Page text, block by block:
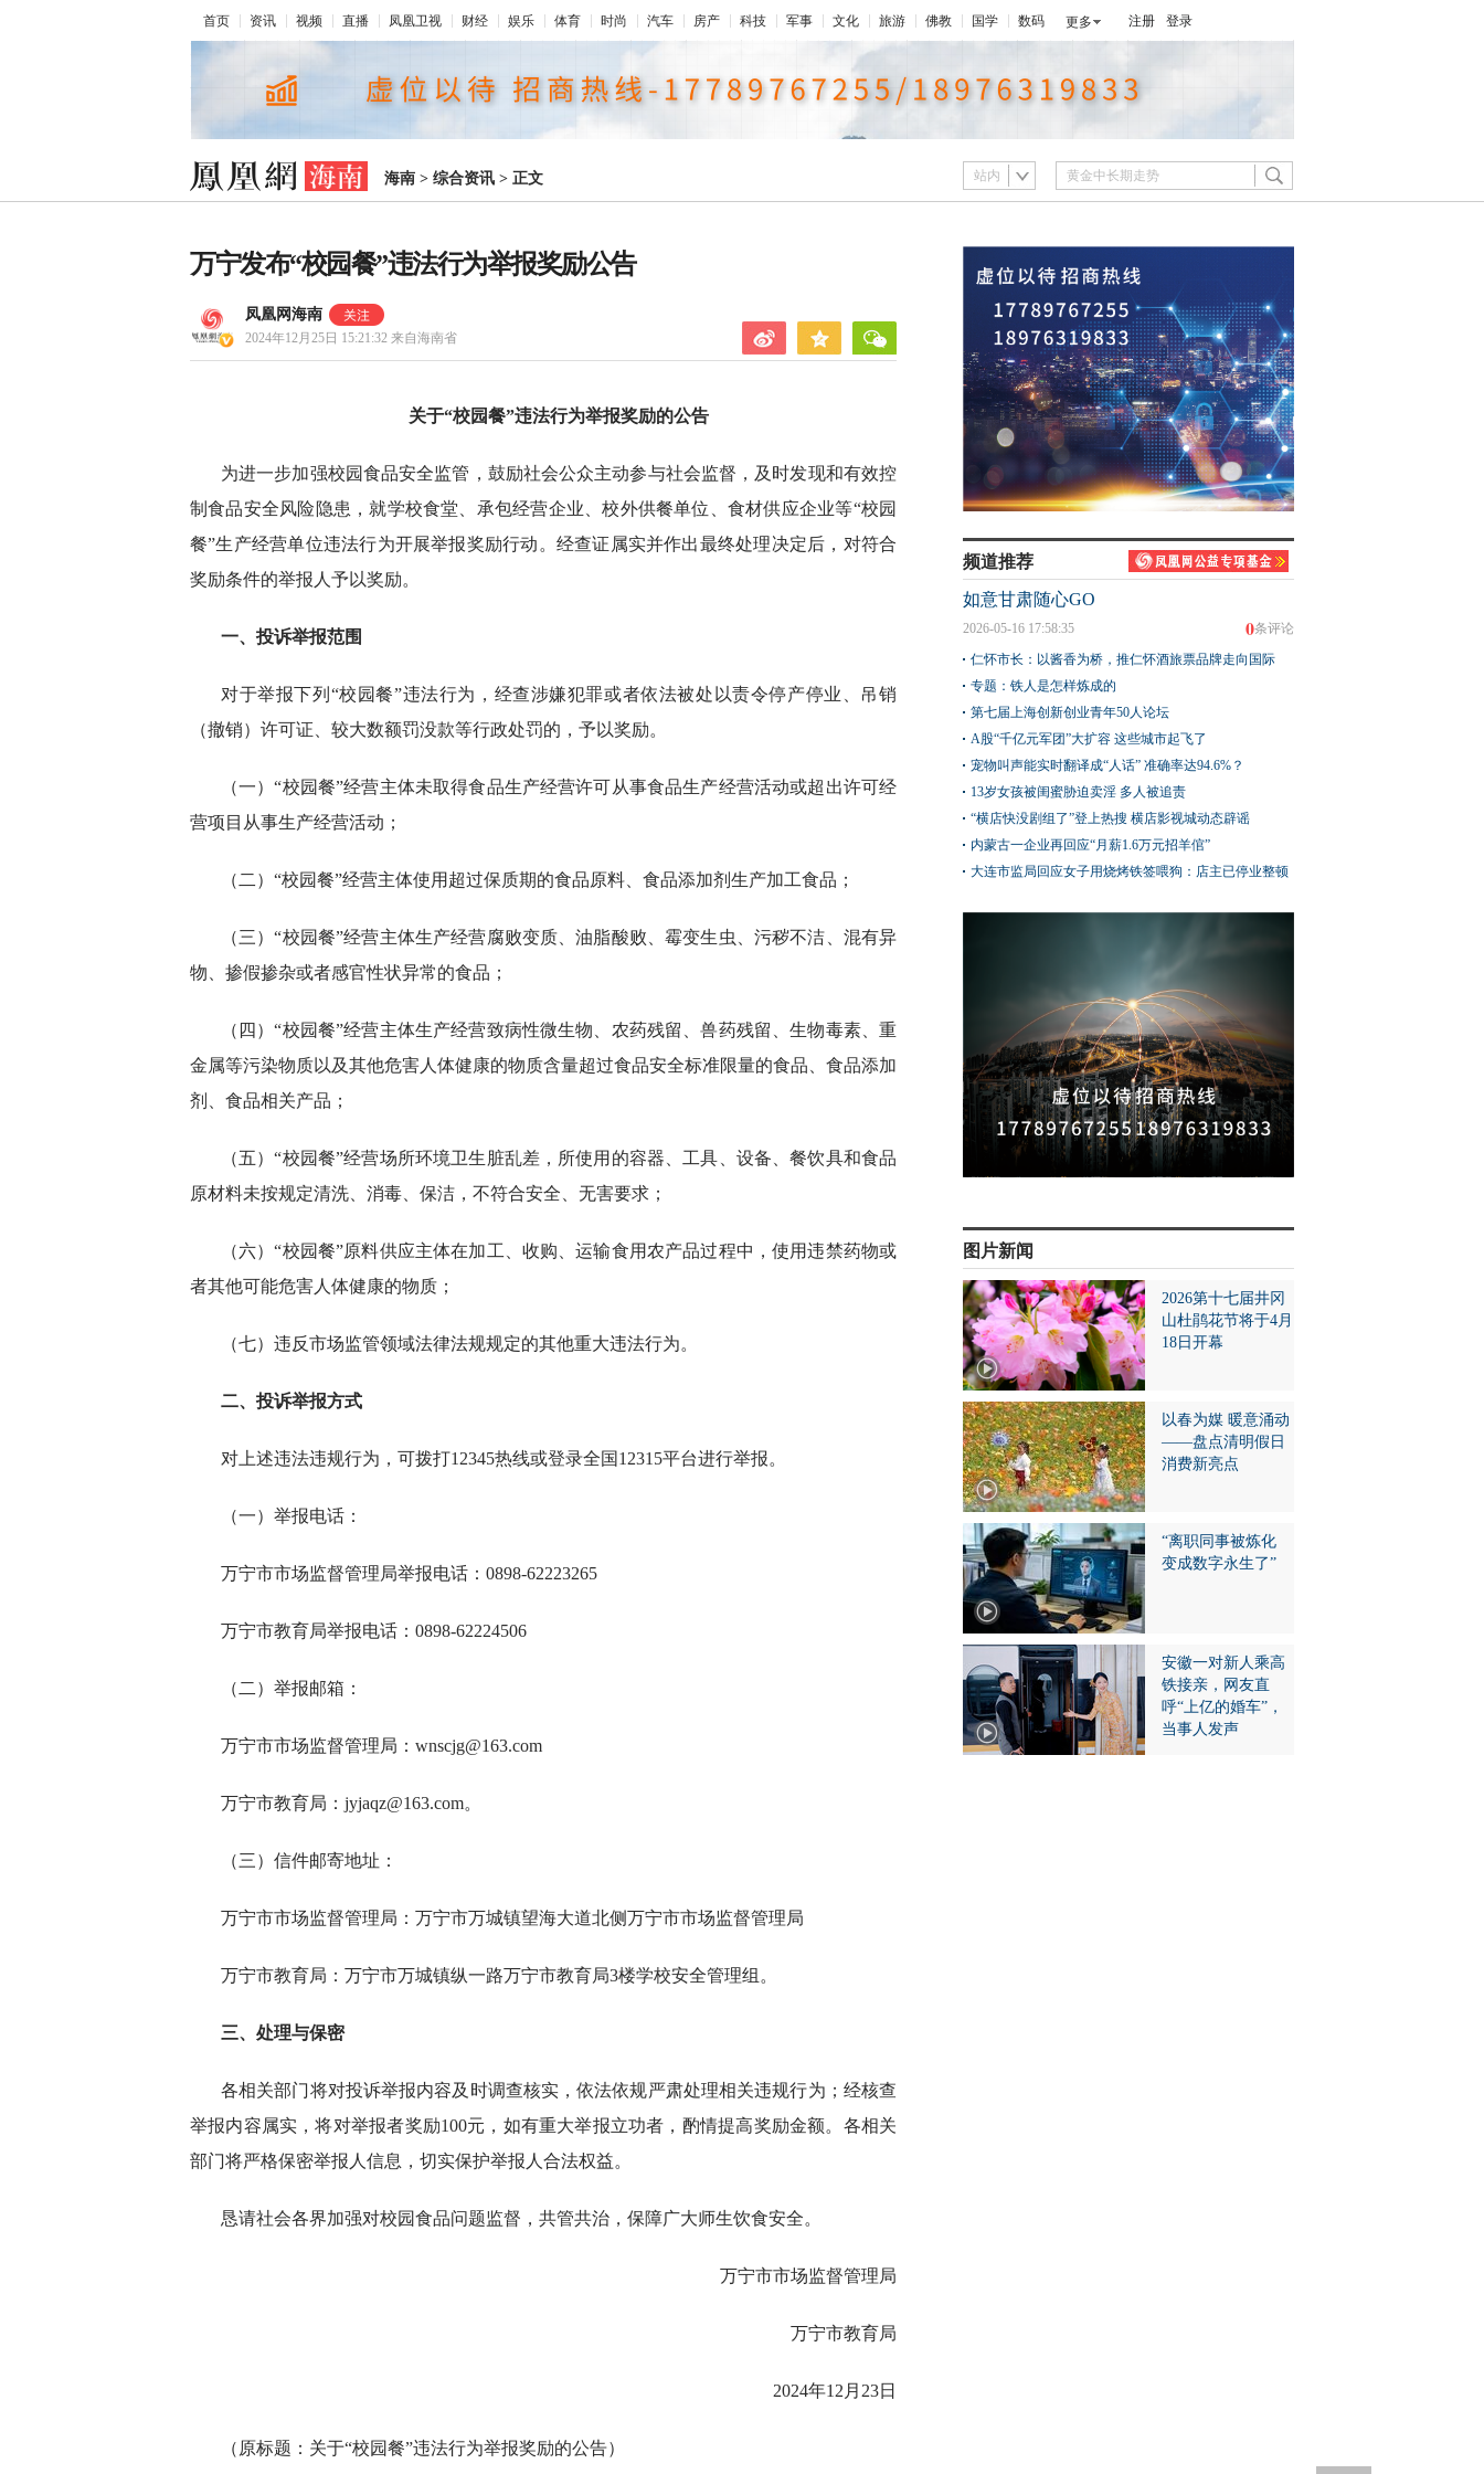
首页 资讯 视频 直播 凤凰卫视 财经 娱乐 体育 时尚 汽车 房产 科技 军事 文化 旅游 佛教 国学 数码 更多 注册 登录
海南 > 综合资讯 > 正文 站内
万宁发布“校园餐”违法行为举报奖励公告
凤凰网海南
2024年12月25日 15:21:32 来自海南省
关于“校园餐”违法行为举报奖励的公告
为进一步加强校园食品安全监管，鼓励社会公众主动参与社会监督，及时发现和有效控
制食品安全风险隐患，就学校食堂、承包经营企业、校外供餐单位、食材供应企业等“校园
餐”生产经营单位违法行为开展举报奖励行动。经查证属实并作出最终处理决定后，对符合
奖励条件的举报人予以奖励。
一、投诉举报范围
对于举报下列“校园餐”违法行为，经查涉嫌犯罪或者依法被处以责令停产停业、吊销
（撤销）许可证、较大数额罚没款等行政处罚的，予以奖励。
（一）“校园餐”经营主体未取得食品生产经营许可从事食品生产经营活动或超出许可经
营项目从事生产经营活动；
（二）“校园餐”经营主体使用超过保质期的食品原料、食品添加剂生产加工食品；
（三）“校园餐”经营主体生产经营腐败变质、油脂酸败、霉变生虫、污秽不洁、混有异
物、掺假掺杂或者感官性状异常的食品；
（四）“校园餐”经营主体生产经营致病性微生物、农药残留、兽药残留、生物毒素、重
金属等污染物质以及其他危害人体健康的物质含量超过食品安全标准限量的食品、食品添加
剂、食品相关产品；
（五）“校园餐”经营场所环境卫生脏乱差，所使用的容器、工具、设备、餐饮具和食品
原材料未按规定清洗、消毒、保洁，不符合安全、无害要求；
（六）“校园餐”原料供应主体在加工、收购、运输食用农产品过程中，使用违禁药物或
者其他可能危害人体健康的物质；
（七）违反市场监管领域法律法规规定的其他重大违法行为。
二、投诉举报方式
对上述违法违规行为，可拨打12345热线或登录全国12315平台进行举报。
（一）举报电话：
万宁市市场监督管理局举报电话：0898-62223265
万宁市教育局举报电话：0898-62224506
（二）举报邮箱：
万宁市市场监督管理局：wnscjg@163.com
万宁市教育局：jyjaqz@163.com。
（三）信件邮寄地址：
万宁市市场监督管理局：万宁市万城镇望海大道北侧万宁市市场监督管理局
万宁市教育局：万宁市万城镇纵一路万宁市教育局3楼学校安全管理组。
三、处理与保密
各相关部门将对投诉举报内容及时调查核实，依法依规严肃处理相关违规行为；经核查
举报内容属实，将对举报者奖励100元，如有重大举报立功者，酌情提高奖励金额。各相关
部门将严格保密举报人信息，切实保护举报人合法权益。
恳请社会各界加强对校园食品问题监督，共管共治，保障广大师生饮食安全。
万宁市市场监督管理局
万宁市教育局
2024年12月23日
（原标题：关于“校园餐”违法行为举报奖励的公告）
频道推荐
如意甘肃随心GO
0条评论
2026-05-16 17:58:35
仁怀市长：以酱香为桥，推仁怀酒旅票品牌走向国际
专题：铁人是怎样炼成的
第七届上海创新创业青年50人论坛
A股“千亿元军团”大扩容 这些城市起飞了
宠物叫声能实时翻译成“人话” 准确率达94.6%？
13岁女孩被闺蜜胁迫卖淫 多人被追责
“横店快没剧组了”登上热搜 横店影视城动态辟谣
内蒙古一企业再回应“月薪1.6万元招羊倌”
大连市监局回应女子用烧烤铁签喂狗：店主已停业整顿
图片新闻
2026第十七届井冈
山杜鹃花节将于4月
18日开幕
以春为媒 暖意涌动
——盘点清明假日
消费新亮点
“离职同事被炼化
变成数字永生了”
安徽一对新人乘高
铁接亲，网友直
呼“上亿的婚车”，
当事人发声